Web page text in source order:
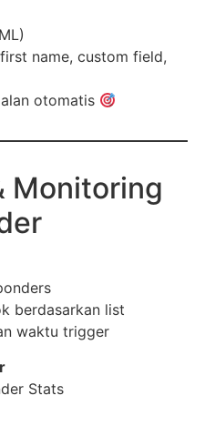
name, custom field,
otomatis
Monitoring
berdasarkan list
waktu trigger
Stats